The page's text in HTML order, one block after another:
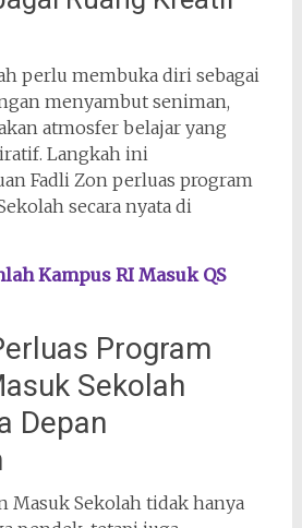
perlu membuka diri sebagai
menyambut seniman,
atmosfer belajar yang
Langkah ini
Fadli Zon perluas program
secara nyata di
Kampus RI Masuk QS
Program
Sekolah
Depan
Masuk Sekolah tidak hanya